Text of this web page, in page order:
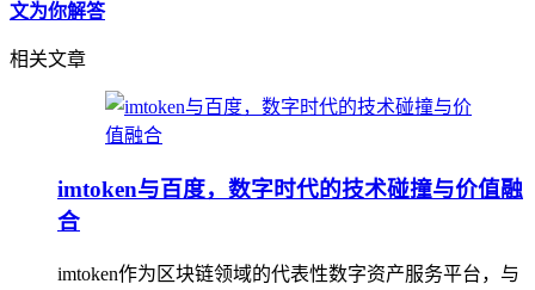
文为你解答
相关文章
imtoken与百度，数字时代的技术碰撞与价值融
合
imtoken作为区块链领域的代表性数字资产服务平台，与